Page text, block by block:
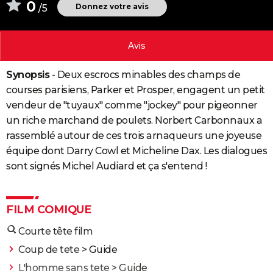
Destinations
City break
Voyage nature
Voyage de noces
Forum
Climat
+PHOTO
BONS PLANS
CARTE DE VOEUX
Carte de Noël
Carte Bonne année
Carte Saint-Valentin
Carte Pâques
Carte d'anniversaire
Dictionnaire
Biographies
Citations
Expressions
Proverbes
PROGRAMME TV
COPAINS D'AVANT
FORUM
Bricolage
Lifestyle
Culture
Sport
Auto
Television
Voyage
Cinema
0 /5 Donnez votre avis
Avis
Synopsis- Deux escrocs minables des champs de
courses parisiens, Parker et Prosper, engagent un petit
vendeur de "tuyaux" comme "jockey" pour pigeonner
un riche marchand de poulets. Norbert Carbonnaux a
rassemblé autour de ces trois arnaqueurs une joyeuse
équipe dont Darry Cowl et Micheline Dax. Les dialogues
sont signés Michel Audiard et ça s'entend !
FILM COMIQUE
Courte tête film
Coup de tete > Guide
L'homme sans tete > Guide